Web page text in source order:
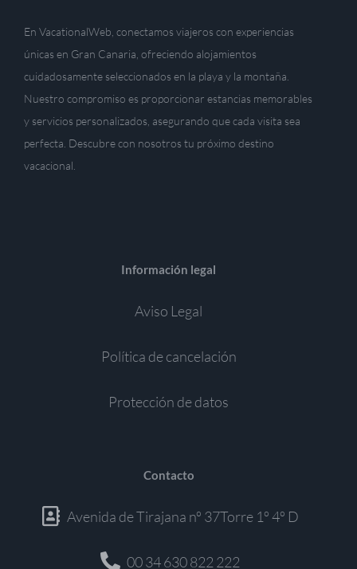
En VacationalWeb, conectamos viajeros con experiencias
únicas en Gran Canaria, ofreciendo alojamientos
cuidadosamente seleccionados en la playa y la montaña.
Nuestro compromiso es proporcionar estancias memorables
y servicios personalizados, asegurando que cada visita sea
perfecta. Descubre con nosotros tu próximo destino
vacacional.
Información legal
Aviso Legal
Política de cancelación
Protección de datos
Contacto
Avenida de Tirajana nº 37Torre 1º 4º D
00 34 630 822 222